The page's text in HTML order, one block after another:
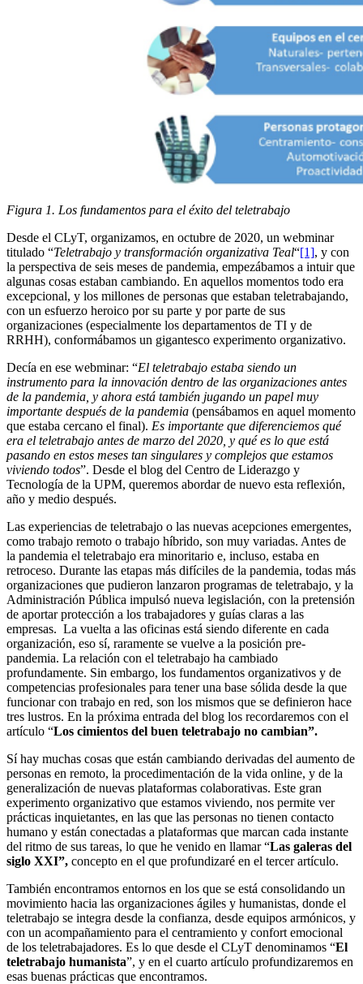
Figura 1. Los fundamentos para el éxito del teletrabajo
Desde el CLyT, organizamos, en octubre de 2020, un webminar
titulado “Teletrabajo y transformación organizativa Teal“[1], y con
la perspectiva de seis meses de pandemia, empezábamos a intuir que
algunas cosas estaban cambiando. En aquellos momentos todo era
excepcional, y los millones de personas que estaban teletrabajando,
con un esfuerzo heroico por su parte y por parte de sus
organizaciones (especialmente los departamentos de TI y de
RRHH), conformábamos un gigantesco experimento organizativo.
Decía en ese webminar: “El teletrabajo estaba siendo un
instrumento para la innovación dentro de las organizaciones antes
de la pandemia, y ahora está también jugando un papel muy
importante después de la pandemia (pensábamos en aquel momento
que estaba cercano el final). Es importante que diferenciemos qué
era el teletrabajo antes de marzo del 2020, y qué es lo que está
pasando en estos meses tan singulares y complejos que estamos
viviendo todos”. Desde el blog del Centro de Liderazgo y
Tecnología de la UPM, queremos abordar de nuevo esta reflexión,
año y medio después.
Las experiencias de teletrabajo o las nuevas acepciones emergentes,
como trabajo remoto o trabajo híbrido, son muy variadas. Antes de
la pandemia el teletrabajo era minoritario e, incluso, estaba en
retroceso. Durante las etapas más difíciles de la pandemia, todas más
organizaciones que pudieron lanzaron programas de teletrabajo, y la
Administración Pública impulsó nueva legislación, con la pretensión
de aportar protección a los trabajadores y guías claras a las
empresas. La vuelta a las oficinas está siendo diferente en cada
organización, eso sí, raramente se vuelve a la posición pre-
pandemia. La relación con el teletrabajo ha cambiado
profundamente. Sin embargo, los fundamentos organizativos y de
competencias profesionales para tener una base sólida desde la que
funcionar con trabajo en red, son los mismos que se definieron hace
tres lustros. En la próxima entrada del blog los recordaremos con el
artículo “Los cimientos del buen teletrabajo no cambian”.
Sí hay muchas cosas que están cambiando derivadas del aumento de
personas en remoto, la procedimentación de la vida online, y de la
generalización de nuevas plataformas colaborativas. Este gran
experimento organizativo que estamos viviendo, nos permite ver
prácticas inquietantes, en las que las personas no tienen contacto
humano y están conectadas a plataformas que marcan cada instante
del ritmo de sus tareas, lo que he venido en llamar “Las galeras del
siglo XXI”, concepto en el que profundizaré en el tercer artículo.
También encontramos entornos en los que se está consolidando un
movimiento hacia las organizaciones ágiles y humanistas, donde el
teletrabajo se integra desde la confianza, desde equipos armónicos, y
con un acompañamiento para el centramiento y confort emocional
de los teletrabajadores. Es lo que desde el CLyT denominamos “El
teletrabajo humanista”, y en el cuarto artículo profundizaremos en
esas buenas prácticas que encontramos.